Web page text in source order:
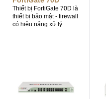
Thiết bị FortiGate 70D là
thiết bị bảo mật - firewall
có hiệu năng xử lý
bảo mật cao cấp, nhiều